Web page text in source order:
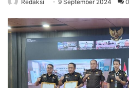
Redaksi 9 September 2024 0